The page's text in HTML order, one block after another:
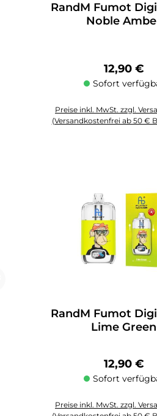
RandM Fumot
Noble
Regulärer
12,90 €
Sofort
Preise inkl. MwSt. zzgl.
(Versandkostenfrei ab 50 €
RandM Fumot
Lime Green
Regulärer
12,90 €
Sofort
Preise inkl. MwSt. zzgl.